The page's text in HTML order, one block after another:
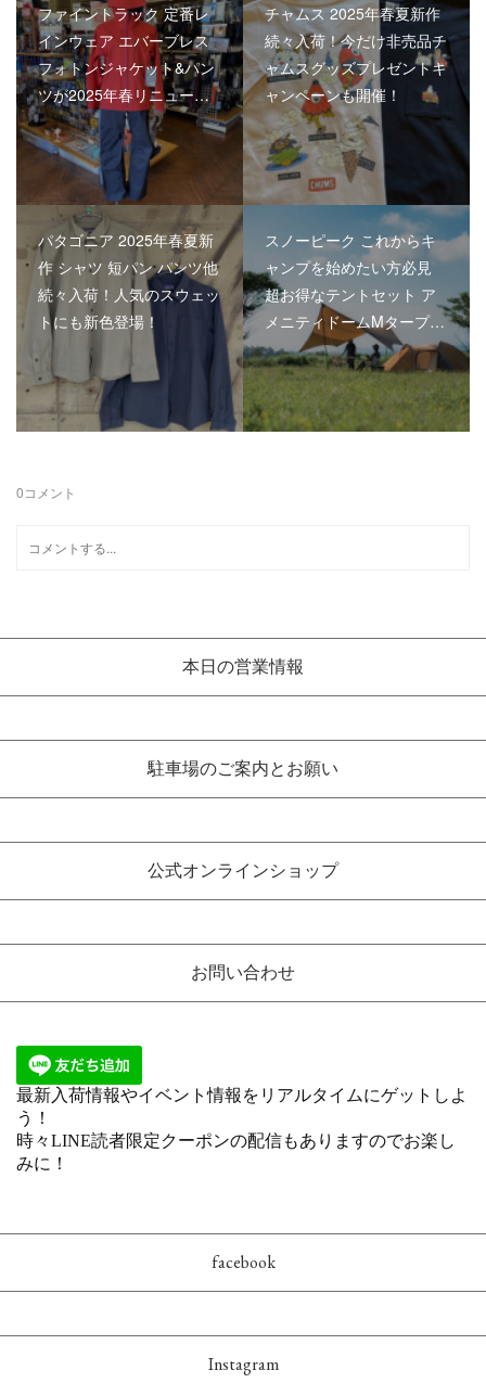
ファイントラック 定番レ
インウェア エバーブレス
フォトンジャケット&パン
ツが2025年春リニュー…
チャムス 2025年春夏新作
続々入荷！今だけ非売品チ
ャムスグッズプレゼントキ
ャンペーンも開催！
パタゴニア 2025年春夏新
作 シャツ 短パン パンツ他
続々入荷！人気のスウェッ
トにも新色登場！
スノーピーク これからキ
ャンプを始めたい方必見
超お得なテントセット ア
メニティドームMタープ…
0コメント
本日の営業情報
駐車場のご案内とお願い
公式オンラインショップ
お問い合わせ
facebook
Instagram